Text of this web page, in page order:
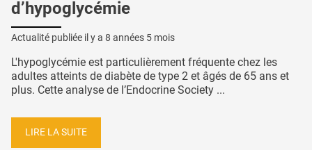
d’hypoglycémie
Actualité publiée il y a 8 années 5 mois
L'hypoglycémie est particulièrement fréquente chez les
adultes atteints de diabète de type 2 et âgés de 65 ans et
plus. Cette analyse de l’Endocrine Society ...
LIRE LA SUITE